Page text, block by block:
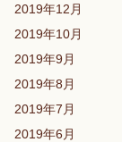
2019年12月
2019年10月
2019年9月
2019年8月
2019年7月
2019年6月